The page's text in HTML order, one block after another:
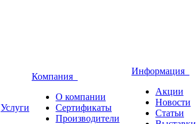
Услуги
Компания
О компании
Сертификаты
Производители
Информация
Акции
Новости
Статьи